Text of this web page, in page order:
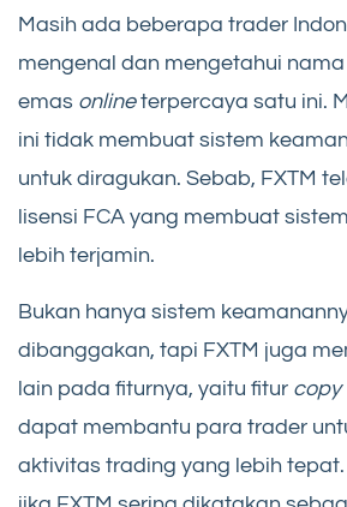
Masih ada beberapa trader
mengenal dan mengetahui
emas onlineterpercaya satu ini.
ini tidak membuat sistem
untuk diragukan. Sebab, FXTM
lisensi FCA yang membuat
lebih terjamin.
Bukan hanya sistem
dibanggakan, tapi FXTM juga
lain pada fiturnya, yaitu fitur copy
dapat membantu para trader
aktivitas trading yang lebih